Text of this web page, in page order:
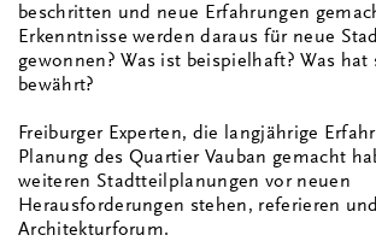
beschritten und neue Erfahrungen
Erkenntnisse werden daraus für neue
gewonnen? Was ist beispielhaft? Was
bewährt?
Freiburger Experten, die langjährige
Planung des Quartier Vauban gemacht
weiteren Stadtteilplanungen vor neuen
Herausforderungen stehen, referieren
Architekturforum.